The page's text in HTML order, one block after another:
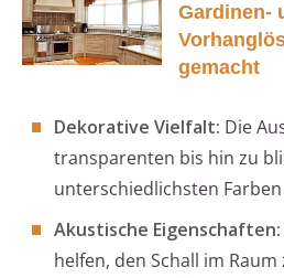
Gardinen-
gemacht
Dekorative Vielfalt: Die
transparenten bis hin zu
unterschiedlichsten
Akustische Eigenschaften:
helfen, den Schall im